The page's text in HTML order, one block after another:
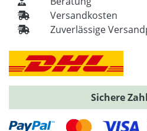
Versandkosten
Zuverlässige
Sichere